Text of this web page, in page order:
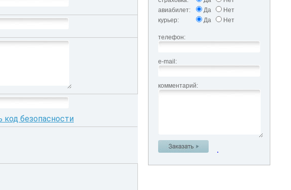
код безопасности
авиабилет:
Да
Нет
курьер:
Да Нет
телефон:
e-mail:
комментарий:
.